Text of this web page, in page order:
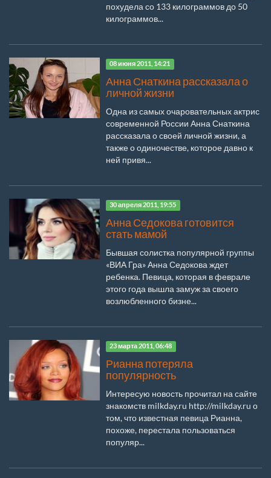
похудела со 133 килограммов до 50
килограммов...
08 июня 2011, 14:21
Анна Снаткина рассказала о
личной жизни
Одна из самых очаровательных актрис
современной России Анна Снаткина
рассказала о своей личной жизни, а
также о одиночестве, которое давно к
ней привя...
30 апреля 2011, 19:55
Анна Седокова готовится
стать мамой
Бывшая солистка популярной группы
«ВИА Гра» Анна Седокова ждет
ребенка. Певица, которая в феврале
этого года вышла замуж за своего
возлюбленного бизне...
23 марта 2011, 06:48
Рианна потеряла
популярность
Интересую новость прочитал на сайте
знакомств milkday.ru http://milkday.ru о
том, что известная певица Рианна,
похоже, перестала пользоваться
популяр...